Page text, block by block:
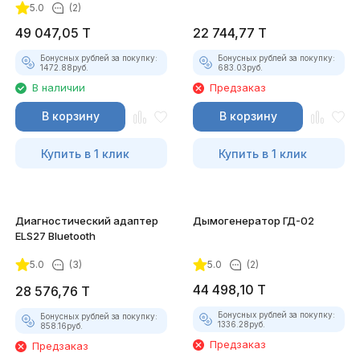
5.0 (2)
49 047,05 T
Бонусных рублей за покупку:
1472.88руб.
В наличии
В корзину
Купить в 1 клик
22 744,77 T
Бонусных рублей за покупку:
683.03руб.
Предзаказ
В корзину
Купить в 1 клик
Диагностический адаптер
ELS27 Bluetooth
5.0 (3)
28 576,76 T
Бонусных рублей за покупку:
858.16руб.
Предзаказ
Дымогенератор ГД-02
5.0 (2)
44 498,10 T
Бонусных рублей за покупку:
1336.28руб.
Предзаказ